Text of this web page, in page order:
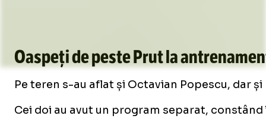
Oaspeți de peste Prut la
Pe teren s-au aflat și Octavian Popescu, dar
Cei doi au avut un program separat,